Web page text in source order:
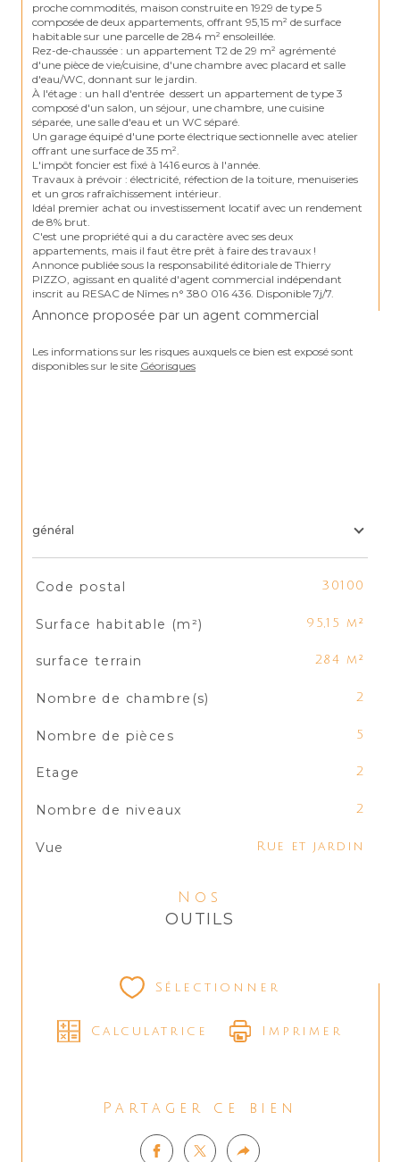
proche commodités, maison construite en 1929 de type 5
composée de deux appartements, offrant 95,15 m² de surface
habitable sur une parcelle de 284 m² ensoleillée.
Rez-de-chaussée : un appartement T2 de 29 m² agrémenté
d'une pièce de vie/cuisine, d'une chambre avec placard et salle
d'eau/WC, donnant sur le jardin.
À l'étage : un hall d'entrée  dessert un appartement de type 3
composé d'un salon, un séjour, une chambre, une cuisine
séparée, une salle d'eau et un WC séparé.
Un garage équipé d'une porte électrique sectionnelle avec atelier
offrant une surface de 35 m².
L'impôt foncier est fixé à 1416 euros à l'année.
Travaux à prévoir : électricité, réfection de la toiture, menuiseries
et un gros rafraîchissement intérieur.
Idéal premier achat ou investissement locatif avec un rendement
de 8% brut.
C'est une propriété qui a du caractère avec ses deux
appartements, mais il faut être prêt à faire des travaux !
Annonce publiée sous la responsabilité éditoriale de Thierry
PIZZO, agissant en qualité d'agent commercial indépendant
Annonce proposée par un agent commercial
Les informations sur les risques auxquels ce bien est exposé sont
disponibles sur le site Géorisques
général
TRAD_SIROCCO_Caracteristique
Code postal 30100
Surface habitable (m²) 95,15 m²
surface terrain 284 m²
Nombre de chambre(s) 2
Nombre de pièces 5
Etage 2
Nombre de niveaux 2
Vue Rue et jardin
Nos
OUTILS
Sélectionner
Calculatrice Imprimer
Partager ce bien